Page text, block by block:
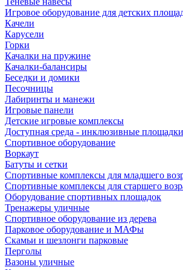
Игровое оборудование для детских
Качели
Карусели
Горки
Качалки на пружине
Качалки-балансиры
Беседки и домики
Песочницы
Лабиринты и манежи
Игровые панели
Детские игровые комплексы
Доступная среда - инклюзивные площадки
Спортивное оборудование
Воркаут
Батуты и сетки
Спортивные комплексы для младшего
Спортивные комплексы для старшего
Оборудование спортивных площадок
Тренажеры уличные
Спортивное оборудование из дерева
Парковое оборудование и МАФы
Скамьи и шезлонги парковые
Перголы
Вазоны уличные